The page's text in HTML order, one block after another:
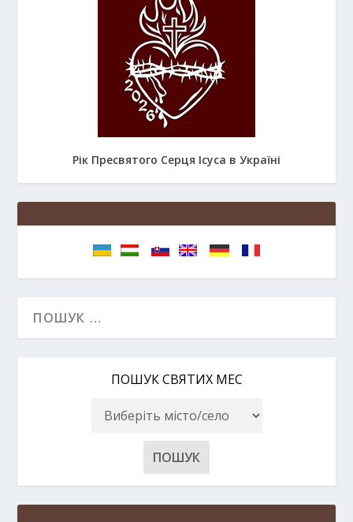
Рік Пресвятого Серця Ісуса в Україні
ПОШУК СВЯТИХ МЕС